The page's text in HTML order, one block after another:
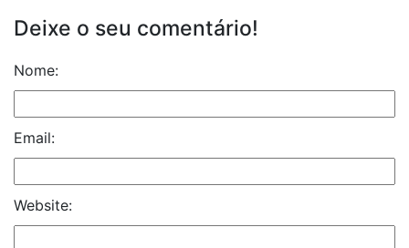
Deixe o seu comentário!
Nome:
Email:
Website: